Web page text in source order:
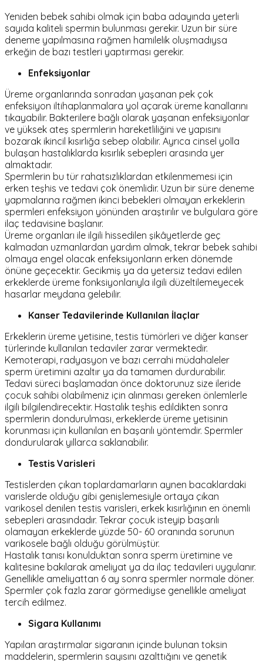
Yeniden bebek sahibi olmak için baba adayında yeterli
sayıda kaliteli spermin bulunması gerekir. Uzun bir süre
deneme yapılmasına rağmen hamilelik oluşmadıysa
erkeğin de bazı testleri yaptırması gerekir.
Enfeksiyonlar
Üreme organlarında sonradan yaşanan pek çok
enfeksiyon iltihaplanmalara yol açarak üreme kanallarını
tıkayabilir. Bakterilere bağlı olarak yaşanan enfeksiyonlar
ve yüksek ateş spermlerin hareketliliğini ve yapısını
bozarak ikincil kısırlığa sebep olabilir. Ayrıca cinsel yolla
bulaşan hastalıklarda kısırlık sebepleri arasında yer
almaktadır.
Spermlerin bu tür rahatsızlıklardan etkilenmemesi için
erken teşhis ve tedavi çok önemlidir. Uzun bir süre deneme
yapmalarına rağmen ikinci bebekleri olmayan erkeklerin
spermleri enfeksiyon yönünden araştırılır ve bulgulara göre
ilaç tedavisine başlanır.
Üreme organları ile ilgili hissedilen şikâyetlerde geç
kalmadan uzmanlardan yardım almak, tekrar bebek sahibi
olmaya engel olacak enfeksiyonların erken dönemde
önüne geçecektir. Gecikmiş ya da yetersiz tedavi edilen
erkeklerde üreme fonksiyonlarıyla ilgili düzeltilemeyecek
hasarlar meydana gelebilir.
Kanser Tedavilerinde Kullanılan İlaçlar
Erkeklerin üreme yetisine, testis tümörleri ve diğer kanser
türlerinde kullanılan tedaviler zarar vermektedir.
Kemoterapi, radyasyon ve bazı cerrahi müdahaleler
sperm üretimini azaltır ya da tamamen durdurabilir.
Tedavi süreci başlamadan önce doktorunuz size ileride
çocuk sahibi olabilmeniz için alınması gereken önlemlerle
ilgili bilgilendirecektir. Hastalık teşhis edildikten sonra
spermlerin dondurulması, erkeklerde üreme yetisinin
korunması için kullanılan en başarılı yöntemdir. Spermler
dondurularak yıllarca saklanabilir.
Testis Varisleri
Testislerden çıkan toplardamarların aynen bacaklardaki
varislerde olduğu gibi genişlemesiyle ortaya çıkan
varikosel denilen testis varisleri, erkek kısırlığının en önemli
sebepleri arasındadır. Tekrar çocuk isteyip başarılı
olamayan erkeklerde yüzde 50- 60 oranında sorunun
varikosele bağlı olduğu görülmüştür.
Hastalık tanısı konulduktan sonra sperm üretimine ve
kalitesine bakılarak ameliyat ya da ilaç tedavileri uygulanır.
Genellikle ameliyattan 6 ay sonra spermler normale döner.
Spermler çok fazla zarar görmediyse genellikle ameliyat
tercih edilmez.
Sigara Kullanımı
Yapılan araştırmalar sigaranın içinde bulunan toksin
maddelerin, spermlerin sayısını azalttığını ve genetik